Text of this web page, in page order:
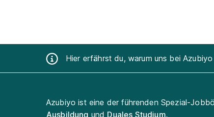
Hier erfährst du, warum uns bei Azubiyo
Azubiyo ist eine der führenden Spezial-
Ausbildung und Duales Studium.